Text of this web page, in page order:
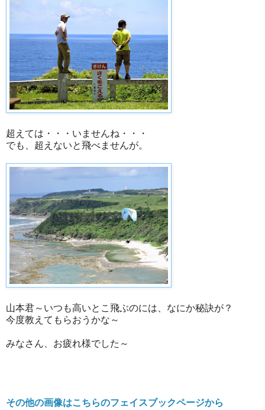
超えては・・・いませんね・・・
でも、超えないと飛べませんが。
山本君～いつも高いとこ飛ぶのには、なにか秘訣が？
今度教えてもらおうかな～
みなさん、お疲れ様でした～
その他の画像はこちらのフェイスブックページから